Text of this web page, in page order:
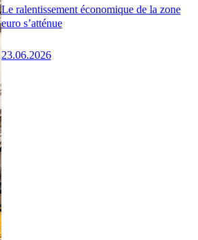
Le ralentissement économique de la zone
euro s’atténue
23.06.2026